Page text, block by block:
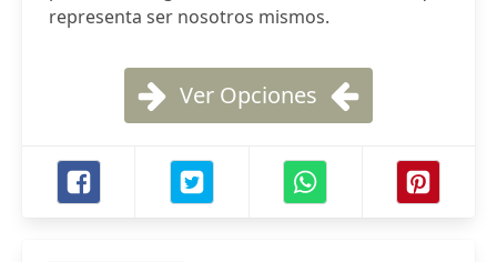
representa ser nosotros mismos.
Ver Opciones